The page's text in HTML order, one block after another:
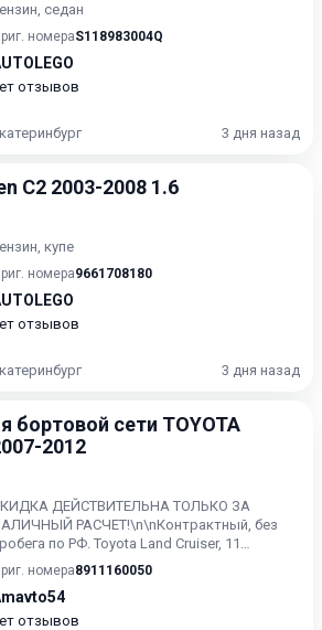
седан
номераS118983004Q
отзывов
3 дня назад
C2 2003-2008 1.6
купе
номера9661708180
отзывов
3 дня назад
бортовой сети TOYOTA
2012
ДЕЙСТВИТЕЛЬНА ТОЛЬКО ЗА
РАСЧЕТ!\n\nКонтрактный, без
по РФ. Toyota Land Cruiser, 11
J200 (09.2007 - 03.201...
номера8911160050
отзывов